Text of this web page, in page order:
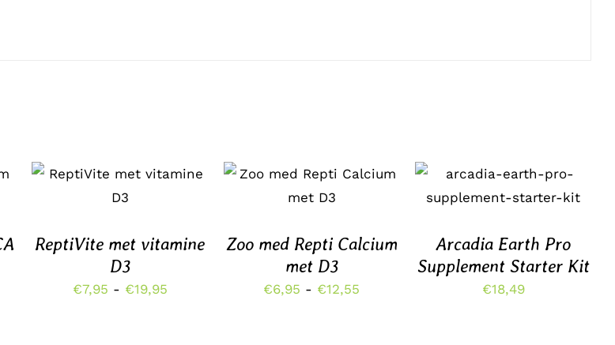
OPTIES SELECTEREN DIT
VARIATIES.
/
DETAILS
ReptiVite met vitamine
D3
€7,95 - €19,95Prijsklasse:
OPTIES SELECTEREN DIT
VARIATIES.
/
DETAILS
Zoo med Repti Calcium
met D3
€6,95 - €12,55
TOEVOEGEN AAN
DETAILS
Arcadia Earth Pro
Supplement Starter Kit
€18,49